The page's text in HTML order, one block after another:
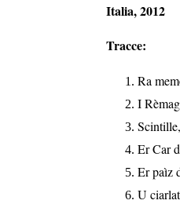
Italia, 2012
Tracce:
Ra
I
Er Car
Er paìz
U